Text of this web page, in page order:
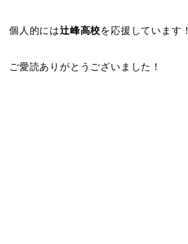
個人的には辻峰高校を応援しています！
ご愛読ありがとうございました！